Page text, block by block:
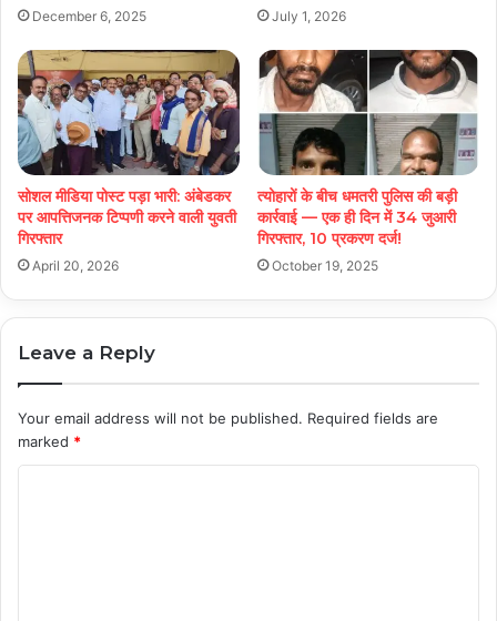
December 6, 2025 July 1, 2026
सोशल मीडिया पोस्ट पड़ा भारी: अंबेडकर
पर आपत्तिजनक टिप्पणी करने वाली युवती
गिरफ्तार
April 20, 2026
त्योहारों के बीच धमतरी पुलिस की बड़ी
कार्रवाई — एक ही दिन में 34 जुआरी
गिरफ्तार, 10 प्रकरण दर्ज!
October 19, 2025
Leave a Reply
Your email address will not be published. Required fields are
marked *